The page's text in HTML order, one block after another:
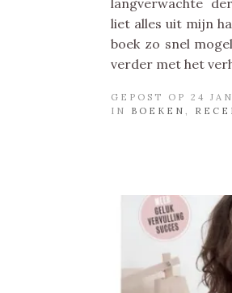
langverwachte
liet alles uit mijn
boek zo snel
verder met het
GEPOST OP 24
IN BOEKEN ,